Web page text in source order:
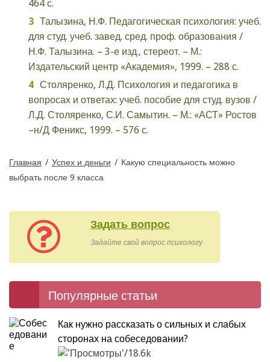
464 с.
Талызина, Н.Ф. Педагогическая психология: учеб.
для студ. учеб. завед. сред. проф. образования /
Н.Ф. Талызина. – 3-е изд., стереот. – М.:
Издательский центр «Академия», 1999. – 288 с.
Столяренко, Л.Д. Психология и педагогика в
вопросах и ответах: учеб. пособие для студ. вузов /
Л.Д. Столяренко, С.И. Самытин. – М.: «АСТ» Ростов
–н/Д Феникс, 1999. – 576 с.
Главная / Успех и деньги / Какую специальность можно
выбрать после 9 класса
Задать вопрос
Задайте свой вопрос психологу
Популярные статьи
Как нужно рассказать о сильных и слабых
сторонах на собеседовании?
18.6k